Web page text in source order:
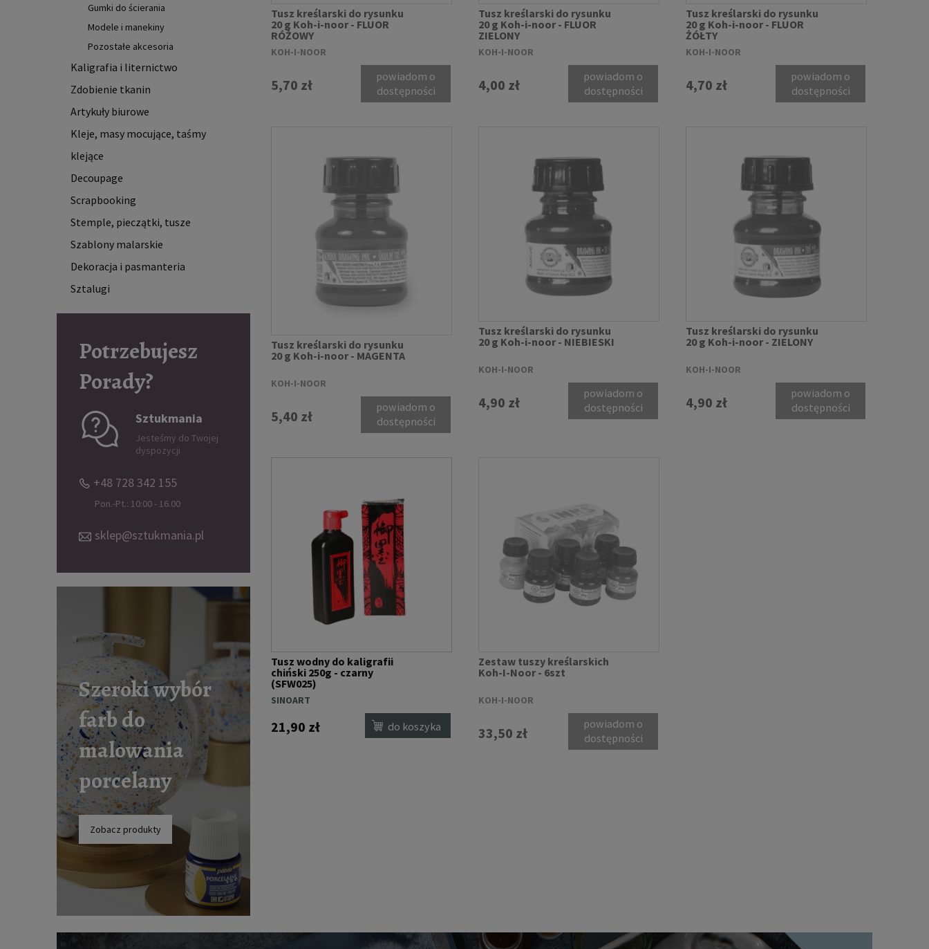
Gumki do ścierania
Modele i manekiny
Pozostałe akcesoria
Kaligrafia i liternictwo
Zdobienie tkanin
Artykuły biurowe
Kleje, masy mocujące, taśmy
klejące
Decoupage
Scrapbooking
Stemple, pieczątki, tusze
Szablony malarskie
Dekoracja i pasmanteria
Sztalugi
Potrzebujesz
Porady?
Sztukmania
Jesteśmy do Twojej
dyspozycji
+48 728 342 155
Pon.-Pt.: 10:00 - 16.00
sklep@sztukmania.pl
Szeroki wybór
farb do
malowania
porcelany
Zobacz produkty
Tusz kreślarski do rysunku
20 g Koh-i-noor - FLUOR
RÓŻOWY
KOH-I-NOOR
5,70 zł
powiadom o
dostępności
Tusz kreślarski do rysunku
20 g Koh-i-noor - FLUOR
ZIELONY
KOH-I-NOOR
4,00 zł
powiadom o
dostępności
Tusz kreślarski do rysunku
20 g Koh-i-noor - FLUOR
ŻÓŁTY
KOH-I-NOOR
4,70 zł
powiadom o
dostępności
Tusz kreślarski do rysunku
20 g Koh-i-noor - MAGENTA
KOH-I-NOOR
5,40 zł
powiadom o
dostępności
Tusz kreślarski do rysunku
20 g Koh-i-noor - NIEBIESKI
KOH-I-NOOR
4,90 zł
powiadom o
dostępności
Tusz kreślarski do rysunku
20 g Koh-i-noor - ZIELONY
KOH-I-NOOR
4,90 zł
powiadom o
dostępności
Tusz wodny do kaligrafii
chiński 250g - czarny
(SFW025)
SINOART
21,90 zł do koszyka
Zestaw tuszy kreślarskich
Koh-I-Noor - 6szt
KOH-I-NOOR
33,50 zł
powiadom o
dostępności